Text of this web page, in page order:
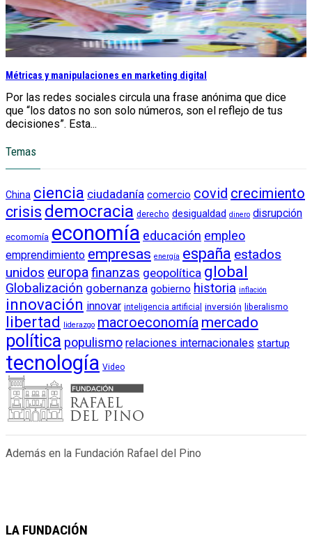
Métricas y manipulaciones en marketing digital
Por las redes sociales circula una frase anónima que dice
que “los datos no son solo números, son el reflejo de tus
decisiones”. Esta...
Temas
China ciencia ciudadanía comercio covid crecimiento
crisis democracia derecho desigualdad dinero disrupción
ecomomía economía educación empleo
emprendimiento empresas energía españa estados
unidos europafinanzas geopolítica global
Globalización gobernanza gobierno historia inflación
innovación innovar inteligencia artificial inversión liberalismo
libertad liderazgo macroeconomía mercado
política populismo relaciones internacionales startup
tecnología Video
Además en la Fundación Rafael del Pino
LA FUNDACIÓN